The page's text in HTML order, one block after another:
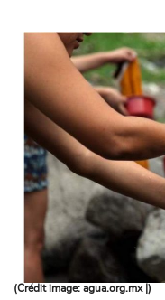
(Crédit image: agua.org.mx |)